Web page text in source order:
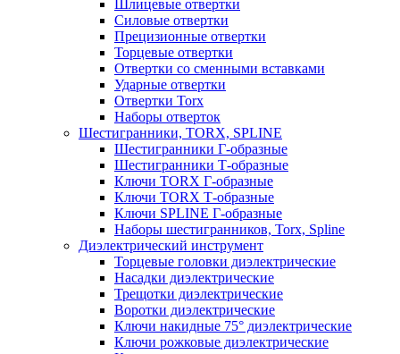
Шлицевые отвертки
Силовые отвертки
Прецизионные отвертки
Торцевые отвертки
Отвертки со сменными вставками
Ударные отвертки
Отвертки Torx
Наборы отверток
Шестигранники, TORX, SPLINE
Шестигранники Г-образные
Шестигранники Т-образные
Ключи TORX Г-образные
Ключи TORX Т-образные
Ключи SPLINE Г-образные
Наборы шестигранников, Torx, Spline
Диэлектрический инструмент
Торцевые головки диэлектрические
Насадки диэлектрические
Трещотки диэлектрические
Воротки диэлектрические
Ключи накидные 75° диэлектрические
Ключи рожковые диэлектрические